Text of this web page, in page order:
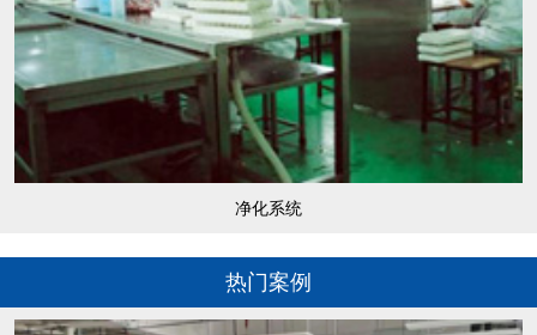
净化系统
热门案例